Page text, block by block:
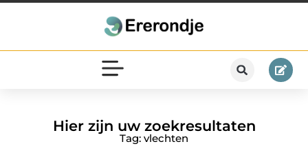
Hier zijn uw zoekresultaten
Tag: vlechten